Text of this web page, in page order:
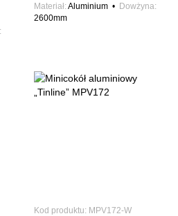
Materiał Aluminium
Dowżyna
2600mm
Kod produktu: MPV172-W